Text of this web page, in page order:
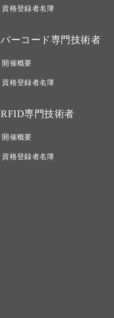
資格登録者名簿
バーコード専門技術者
開催概要
資格登録者名簿
RFID専門技術者
開催概要
資格登録者名簿